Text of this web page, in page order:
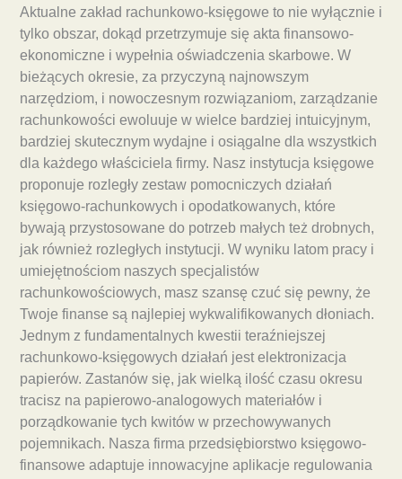
Aktualne zakład rachunkowo-księgowe to nie wyłącznie i
tylko obszar, dokąd przetrzymuje się akta finansowo-
ekonomiczne i wypełnia oświadczenia skarbowe. W
bieżących okresie, za przyczyną najnowszym
narzędziom, i nowoczesnym rozwiązaniom, zarządzanie
rachunkowości ewoluuje w wielce bardziej intuicyjnym,
bardziej skutecznym wydajne i osiągalne dla wszystkich
dla każdego właściciela firmy. Nasz instytucja księgowe
proponuje rozległy zestaw pomocniczych działań
księgowo-rachunkowych i opodatkowanych, które
bywają przystosowane do potrzeb małych też drobnych,
jak również rozległych instytucji. W wyniku latom pracy i
umiejętnościom naszych specjalistów
rachunkowościowych, masz szansę czuć się pewny, że
Twoje finanse są najlepiej wykwalifikowanych dłoniach.
Jednym z fundamentalnych kwestii teraźniejszej
rachunkowo-księgowych działań jest elektronizacja
papierów. Zastanów się, jak wielką ilość czasu okresu
tracisz na papierowo-analogowych materiałów i
porządkowanie tych kwitów w przechowywanych
pojemnikach. Nasza firma przedsiębiorstwo księgowo-
finansowe adaptuje innowacyjne aplikacje regulowania